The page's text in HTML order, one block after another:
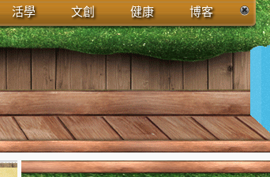
活學 文創 健康 博客